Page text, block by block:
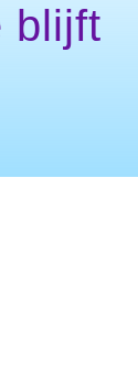
blijft